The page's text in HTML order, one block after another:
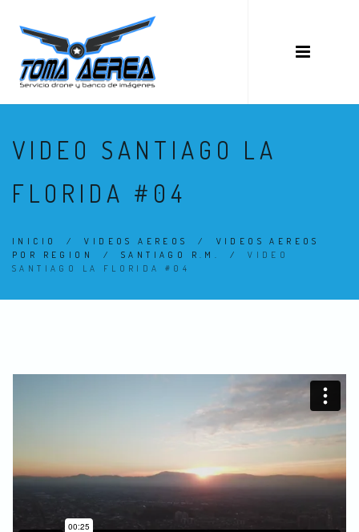
VIDEO SANTIAGO LA
FLORIDA #04
INICIO /VIDEOS AEREOS / VIDEOS AEREOS
POR REGION
/SANTIAGO R.M. /VIDEO
SANTIAGO LA FLORIDA #04